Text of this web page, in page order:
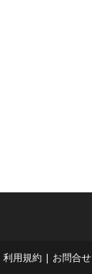
利用規約 お問合せ